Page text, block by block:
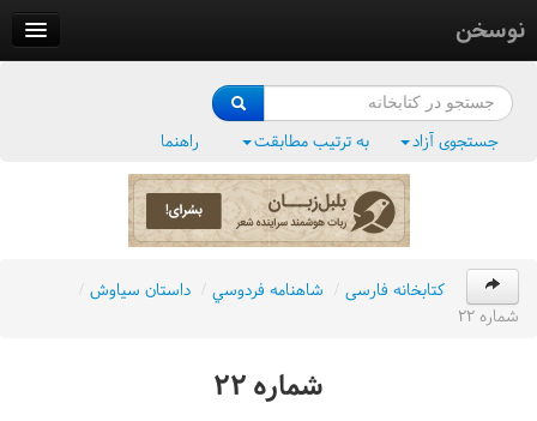
نوسخن
فرهنگ واژگان
جستجوی آزاد به ترتیب مطابقت راهنما
کتابخانه فارسی / شاهنامه فردوسي / داستان سياوش /
شماره ٢٢
شماره ٢٢